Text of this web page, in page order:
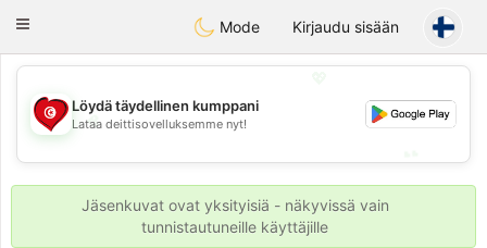
Tunisia Dating
Toggle
Mode Kirjaudu sisään
💖
💕
Löydä täydellinen kumppani
Lataa deittisovelluksemme nyt!
Jäsenkuvat ovat yksityisiä - näkyvissä vain
tunnistautuneille käyttäjille